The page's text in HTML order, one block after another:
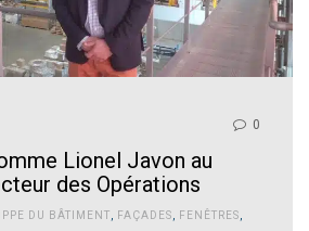
0
Lionel Javon au
des Opérations
DU BÂTIMENT , FAÇADES, FENÊTRES,